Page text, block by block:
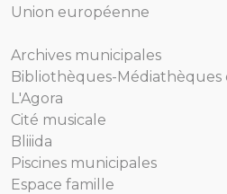
Union européenne
Archives municipales
Bibliothèques-Médiathèques
L'Agora
Cité musicale
Bliiida
Piscines municipales
Espace famille